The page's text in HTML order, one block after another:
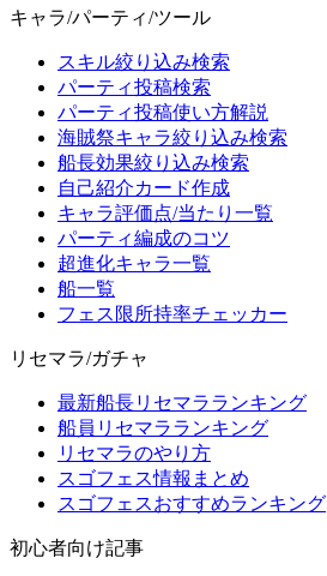
キャラ/パーティ/ツール
スキル絞り込み検索
パーティ投稿検索
パーティ投稿使い方解説
海賊祭キャラ絞り込み検索
船長効果絞り込み検索
自己紹介カード作成
キャラ評価点/当たり一覧
パーティ編成のコツ
超進化キャラ一覧
船一覧
フェス限所持率チェッカー
リセマラ/ガチャ
最新船長リセマラランキング
船員リセマラランキング
リセマラのやり方
スゴフェス情報まとめ
スゴフェスおすすめランキング
初心者向け記事